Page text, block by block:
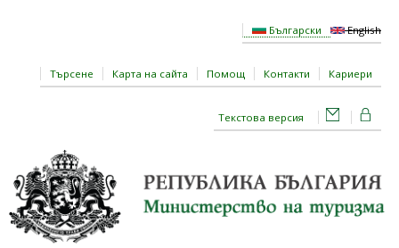
Български English
Търсене Карта на сайта Помощ Контакти Кариери
Текстова версия